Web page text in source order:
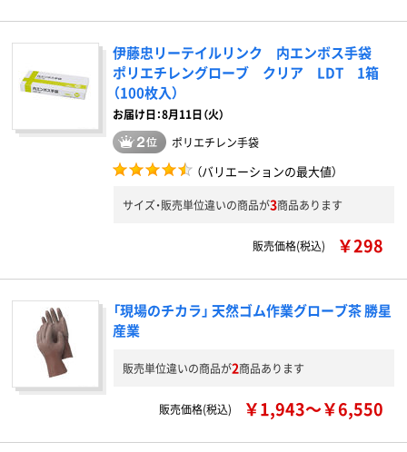
伊藤忠リーテイルリンク 内エンボス手袋
ポリエチレングローブ クリア LDT 1箱
（100枚入）
お届け日：8月11日（火）
ポリエチレン手袋
（バリエーションの最大値）
サイズ・販売単位違いの商品が3商品あります
販売価格(税込) ￥298
「現場のチカラ」 天然ゴム作業グローブ茶 勝星
産業
販売単位違いの商品が2商品あります
販売価格(税込) ￥1,943～￥6,550